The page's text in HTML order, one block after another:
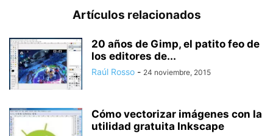
Artículos relacionados
20 años de Gimp, el patito feo de
los editores de...
Raúl Rosso - 24 noviembre, 2015
Cómo vectorizar imágenes con la
utilidad gratuita Inkscape